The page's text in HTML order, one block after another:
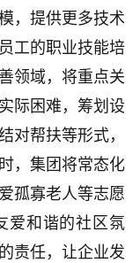
，提供更多技术
工的职业技能培
领域，将重点关
际困难，筹划设
对帮扶等形式，
，集团将常态化
孤寡老人等志愿
爱和谐的社区氛
责任，让企业发